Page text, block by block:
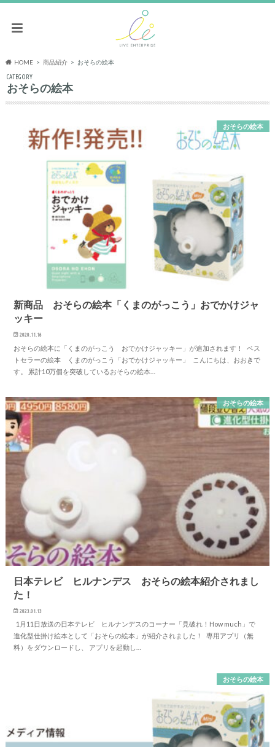
HOME 商品紹介 おそらの絵本
CATEGORY
おそらの絵本
おそらの絵本
新商品 おそらの絵本「くまのがっこう」おでかけジャ
ッキー
2020.11.16
おそらの絵本に「くまのがっこう おでかけジャッキー」が追加されます！ ベス
トセラーの絵本 くまのがっこう「おでかけジャッキー」 こんにちは、おおきで
す。 累計10万個を突破しているおそらの絵本…
おそらの絵本
日本テレビ ヒルナンデス おそらの絵本紹介されまし
た！
2023.01.13
1月11日放送の日本テレビ ヒルナンデスのコーナー「見破れ！How much」で
進化型仕掛け絵本として「おそらの絵本」が紹介されました！ 専用アプリ（無
料）をダウンロードし、 アプリを起動し…
おそらの絵本